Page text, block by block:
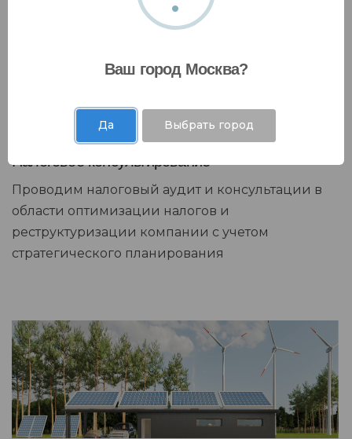
Налоговое консультирование
Проводим налоговый аудит и консультации в
области оптимизации налогов и
реструктуризации компании с учетом
стратегического планирования
Ваш город Москва?
Да Выбрать город